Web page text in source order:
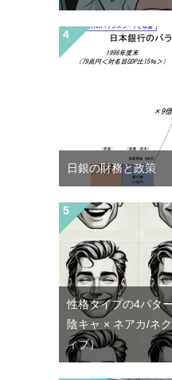
日銀の財務と政策
性格タイプの4パタ
陰キャ × ネアカ/ネ
ィブ）